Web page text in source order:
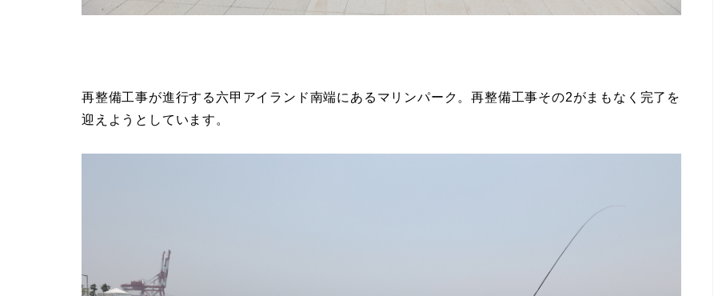
再整備工事が進行する六甲アイランド南端にあるマリンパーク。再整備工事その2がまもなく完了を
迎えようとしています。